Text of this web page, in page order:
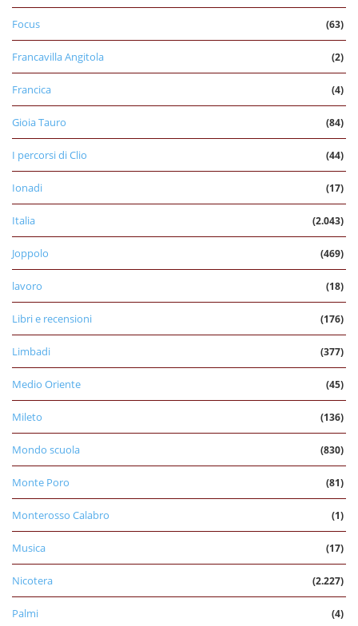
Focus (63)
Francavilla Angitola (2)
Francica (4)
Gioia Tauro (84)
I percorsi di Clio (44)
Ionadi (17)
Italia (2.043)
Joppolo (469)
lavoro (18)
Libri e recensioni (176)
Limbadi (377)
Medio Oriente (45)
Mileto (136)
Mondo scuola (830)
Monte Poro (81)
Monterosso Calabro (1)
Musica (17)
Nicotera (2.227)
Palmi (4)